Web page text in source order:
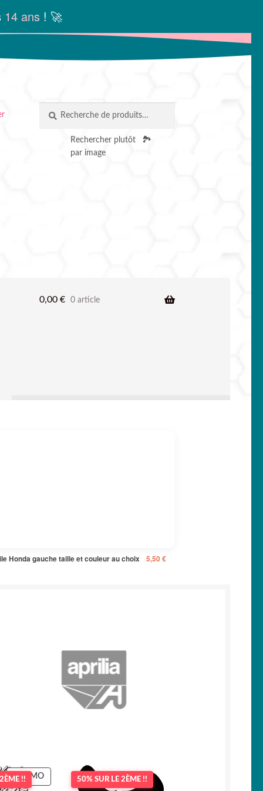
14 ans ! 🚀
pour :
RECHERCHE
Rechercher plutôt
par image
🏞️
0,00 € 0 article
Honda gauche taille et couleur au choix 5,50 €
!!
PROMOPRODUIT50% SUR LE 2ÈME !!